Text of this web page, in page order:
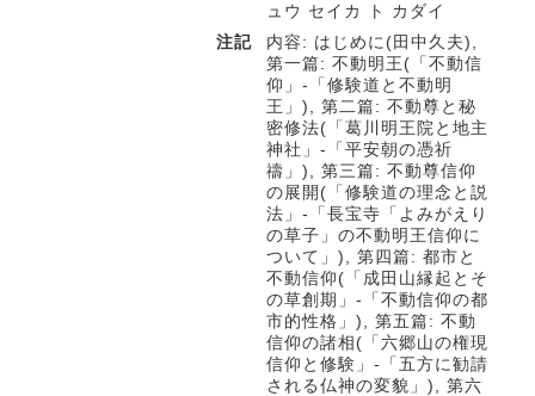
ュウ セイカ ト カダイ
注記
内容: はじめに(田中久夫),
第一篇: 不動明王(「不動信
仰」-「修験道と不動明
王」), 第二篇: 不動尊と秘
密修法(「葛川明王院と地主
神社」-「平安朝の憑祈
禱」), 第三篇: 不動尊信仰
の展開(「修験道の理念と説
法」-「長宝寺「よみがえり
の草子」の不動明王信仰に
ついて」), 第四篇: 都市と
不動信仰(「成田山縁起とそ
の草創期」-「不動信仰の都
市的性格」), 第五篇: 不動
信仰の諸相(「六郷山の権現
信仰と修験」-「五方に勧請
される仏神の変貌」), 第六